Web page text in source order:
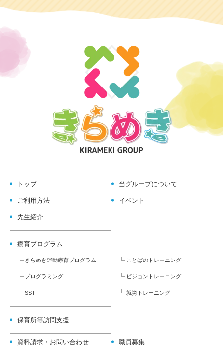
トップ 当グループについて
ご利用方法 イベント
先生紹介
療育プログラム
きらめき運動療育プログラム ことばのトレーニング
プログラミング ビジョントレーニング
SST 就労トレーニング
保育所等訪問支援
資料請求・お問い合わせ 職員募集